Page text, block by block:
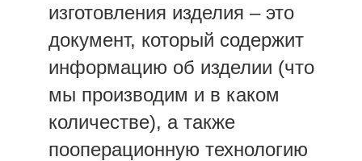
изготовления изделия – это
документ, который содержит
информацию об изделии (что
мы производим и в каком
количестве), а также
пооперационную технологию